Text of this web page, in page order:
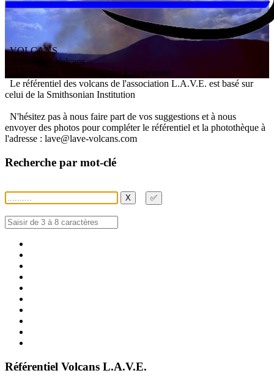
VOLCANS
/ Référentiel Volcans
ssociation V olcanologiqueEuropéenne
Le référentiel des volcans de l'association L.A.V.E. est basé sur
celui de la Smithsonian Institution
N'hésitez pas à nous faire part de vos suggestions et à nous
envoyer des photos pour compléter le référentiel et la photothèque à
l'adresse : lave@lave-volcans.com
Recherche par mot-clé
X ✅
Référentiel Volcans L.A.V.E.